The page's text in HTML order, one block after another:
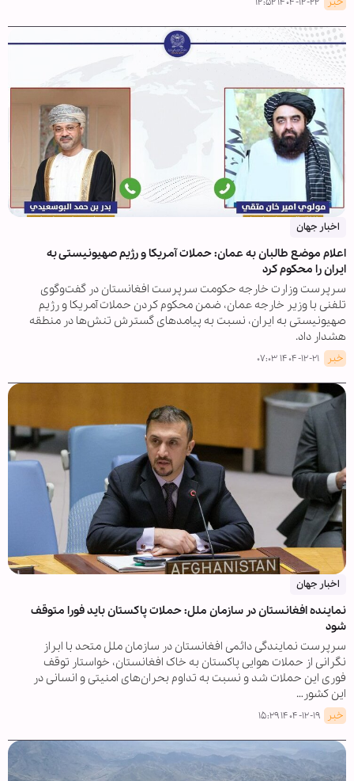
اخبار جهان
اعلام موضع طالبان به عمان: حملات آمریکا و رژیم صهیونیستی به
ایران را محکوم کرد
سرپرست وزارت خارجه حکومت سرپرست افغانستان در گفت‌وگوی
تلفنی با وزیر خارجه عمان، ضمن محکوم کردن حملات آمریکا و رژیم
صهیونیستی به ایران، نسبت به پیامدهای گسترش تنش‌ها در منطقه
هشدار داد.
خبر ۱۴۰۴-۱۲-۲۱ ۰۷:۰۳
اخبار جهان
نماینده افغانستان در سازمان ملل: حملات پاکستان باید فورا متوقف
شود
سرپرست نمایندگی دائمی افغانستان در سازمان ملل متحد با ابراز
نگرانی از حملات هوایی پاکستان به خاک افغانستان، خواستار توقف
فوری این حملات شد و نسبت به تداوم بحران‌های امنیتی و انسانی در
این کشور…
خبر ۱۴۰۴-۱۲-۱۹ ۱۵:۲۹